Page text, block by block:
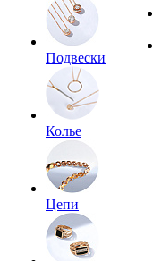
Подвески
Колье
Цепи